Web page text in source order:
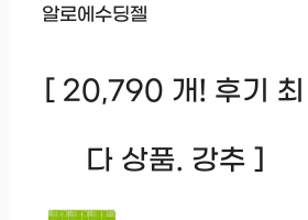
알로에수딩젤
[ 20,790 개! 후기 최
다 상품. 강추 ]